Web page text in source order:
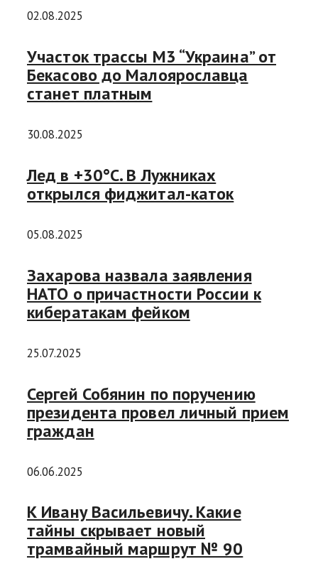
02.08.2025
Участок трассы М3 “Украина” от
Бекасово до Малоярославца
станет платным
30.08.2025
Лед в +30°C. В Лужниках
открылся фиджитал-каток
05.08.2025
Захарова назвала заявления
НАТО о причастности России к
кибератакам фейком
25.07.2025
Сергей Собянин по поручению
президента провел личный прием
граждан
06.06.2025
К Ивану Васильевичу. Какие
тайны скрывает новый
трамвайный маршрут № 90